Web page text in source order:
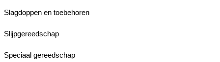
Slagdoppen en toebehoren
Slijpgereedschap
Speciaal gereedschap